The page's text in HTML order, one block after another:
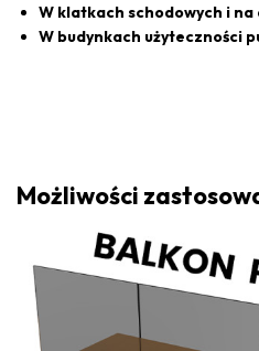
W klatkach schodowych i
W budynkach użyteczności
Możliwości